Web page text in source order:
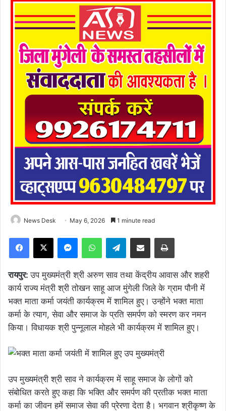
News Desk May 6, 2026 1 minute read
Facebook
X MessengerWhatsAppTelegramShare via Email Print
​रायपुर:उप मुख्यमंत्री श्री अरुण साव तथा केंद्रीय आवास और शहरी
कार्य राज्य मंत्री श्री तोखन साहू आज मुंगेली जिले के ग्राम पौनी में
भक्त माता कर्मा जयंती कार्यक्रम में शामिल हुए। उन्होंने भक्त माता
कर्मा के त्याग, सेवा और समाज के प्रति समर्पण को स्मरण कर नमन
किया। विधायक श्री पुन्नूलाल मोहले भी कार्यक्रम में शामिल हुए।
उप मुख्यमंत्री श्री साव ने कार्यक्रम में साहू समाज के लोगों को
संबोधित करते हुए कहा कि भक्ति और समर्पण की प्रतीक भक्त माता
कर्मा का जीवन हमें समाज सेवा की प्रेरणा देता है। भगवान श्रीकृष्ण के